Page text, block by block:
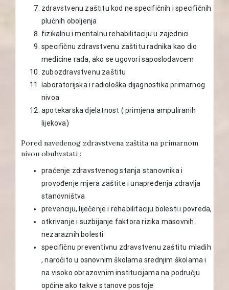
zdravstvenu zaštitu kod ne specifičnih i specifičnih
plućnih oboljenja
fizikalnu i mentalnu rehabilitaciju u zajednici
specifičnu zdravstvenu zaštitu radnika kao dio
medicine rada, ako se ugovori saposlodavcem
zubozdravstvenu zaštitu
laboratorijska i radiološka dijagnostika primarnog
nivoa
apotekarska djelatnost ( primjena ampuliranih
lijekova)
Pored navedenog zdravstvena zaštita na primarnom
nivou obuhvatati :
praćenje zdravstvenog stanja stanovnika i
provođenje mjera zaštite i unapređenja zdravlja
stanovništva
prevenciju, liječenje i rehabilitaciju bolesti i povreda,
otkrivanje i suzbijanje faktora rizika masovnih
nezaraznih bolesti
specifičnu preventivnu zdravstvenu zaštitu mladih
, naročito u osnovnim školama srednjim školama i
na visoko obrazovnim institucijama na području
općine ako takve stanove postoje